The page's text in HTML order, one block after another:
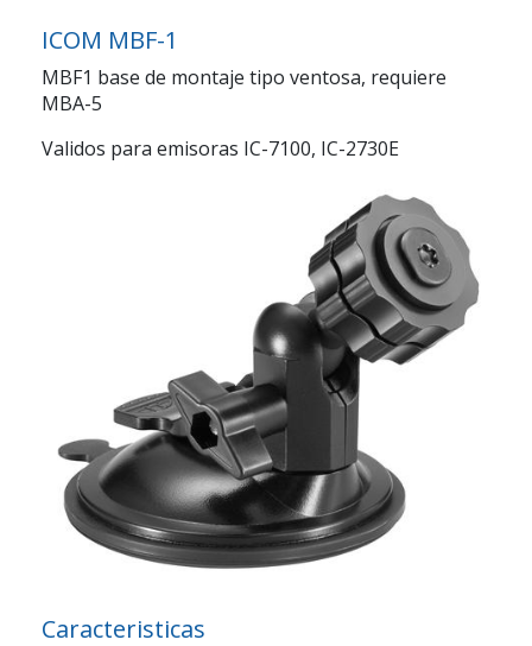
ICOM MBF-1
MBF1 base de montaje tipo ventosa, requiere
MBA-5
Validos para emisoras IC-7100, IC-2730E
Caracteristicas